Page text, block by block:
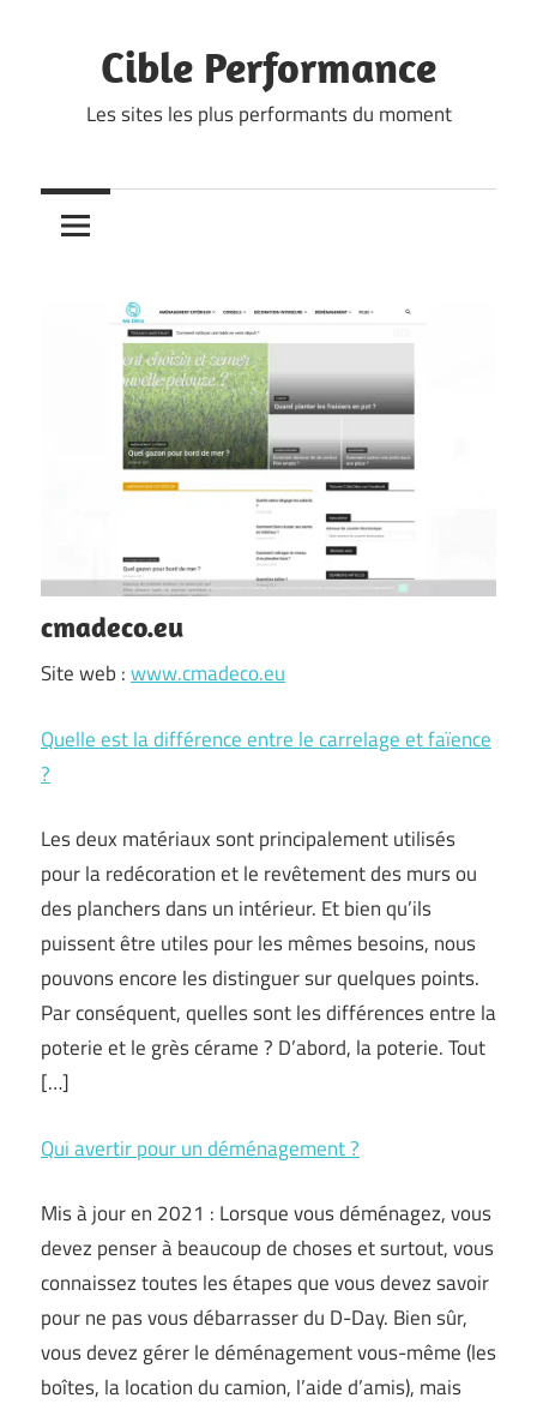
contentCible Performance
Les sites les plus performants du moment
cmadeco.eu
Site web :www.cmadeco.eu
Quelle est la différence entre le carrelage et faïence
?
Les deux matériaux sont principalement utilisés
pour la redécoration et le revêtement des murs ou
des planchers dans un intérieur. Et bien qu’ils
puissent être utiles pour les mêmes besoins, nous
pouvons encore les distinguer sur quelques points.
Par conséquent, quelles sont les différences entre la
poterie et le grès cérame ? D’abord, la poterie. Tout
[…]
Qui avertir pour un déménagement ?
Mis à jour en 2021 : Lorsque vous déménagez, vous
devez penser à beaucoup de choses et surtout, vous
connaissez toutes les étapes que vous devez savoir
pour ne pas vous débarrasser du D-Day. Bien sûr,
vous devez gérer le déménagement vous-même (les
boîtes, la location du camion, l’aide d’amis), mais